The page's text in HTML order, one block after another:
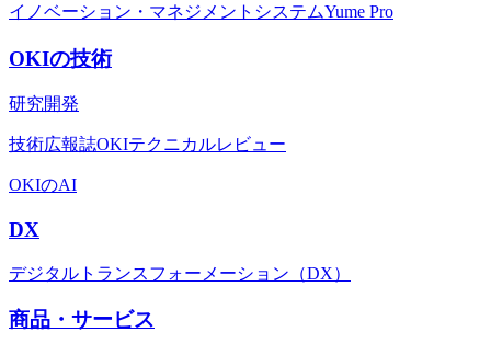
イノベーション・マネジメントシステムYume Pro
OKIの技術
研究開発
技術広報誌OKIテクニカルレビュー
OKIのAI
DX
デジタルトランスフォーメーション（DX）
商品・サービス